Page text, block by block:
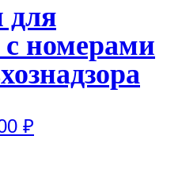
номерами
₽